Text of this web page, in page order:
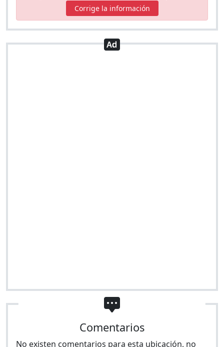
Corrige la información
Comentarios
No existen comentarios para esta ubicación, no